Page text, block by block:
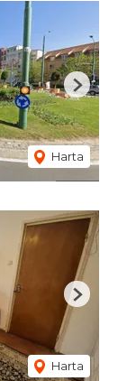
Harta
Next
Harta
Next